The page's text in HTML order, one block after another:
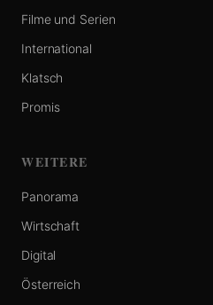
Filme und Serien
International
Klatsch
Promis
WEITERE
Panorama
Wirtschaft
Digital
Österreich